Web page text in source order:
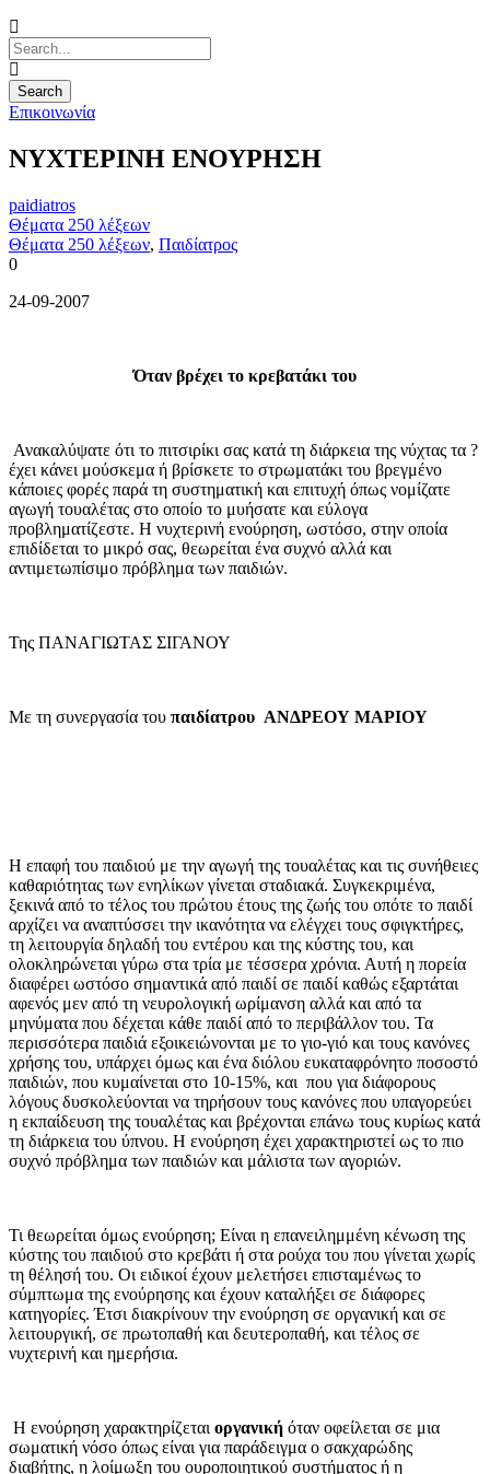
Επικοινωνία
ΝΥΧΤΕΡΙΝΗ ΕΝΟΥΡΗΣΗ
paidiatros
Θέματα 250 λέξεων
Θέματα 250 λέξεων, Παιδίατρος
0
24-09-2007
Όταν βρέχει το κρεβατάκι του
Ανακαλύψατε ότι το πιτσιρίκι σας κατά τη διάρκεια της νύχτας τα ?
έχει κάνει μούσκεμα ή βρίσκετε το στρωματάκι του βρεγμένο
κάποιες φορές παρά τη συστηματική και επιτυχή όπως νομίζατε
αγωγή τουαλέτας στο οποίο το μυήσατε και εύλογα
προβληματίζεστε. Η νυχτερινή ενούρηση, ωστόσο, στην οποία
επιδίδεται το μικρό σας, θεωρείται ένα συχνό αλλά και
αντιμετωπίσιμο πρόβλημα των παιδιών.
Της ΠΑΝΑΓΙΩΤΑΣ ΣΙΓΑΝΟΥ
Με τη συνεργασία του παιδίατρου ΑΝΔΡΕΟΥ ΜΑΡΙΟΥ
Η επαφή του παιδιού με την αγωγή της τουαλέτας και τις συνήθειες
καθαριότητας των ενηλίκων γίνεται σταδιακά. Συγκεκριμένα,
ξεκινά από το τέλος του πρώτου έτους της ζωής του οπότε το παιδί
αρχίζει να αναπτύσσει την ικανότητα να ελέγχει τους σφιγκτήρες,
τη λειτουργία δηλαδή του εντέρου και της κύστης του, και
ολοκληρώνεται γύρω στα τρία με τέσσερα χρόνια. Αυτή η πορεία
διαφέρει ωστόσο σημαντικά από παιδί σε παιδί καθώς εξαρτάται
αφενός μεν από τη νευρολογική ωρίμανση αλλά και από τα
μηνύματα που δέχεται κάθε παιδί από το περιβάλλον του. Τα
περισσότερα παιδιά εξοικειώνονται με το γιο-γιό και τους κανόνες
χρήσης του, υπάρχει όμως και ένα διόλου ευκαταφρόνητο ποσοστό
παιδιών, που κυμαίνεται στο 10-15%, και που για διάφορους
λόγους δυσκολεύονται να τηρήσουν τους κανόνες που υπαγορεύει
η εκπαίδευση της τουαλέτας και βρέχονται επάνω τους κυρίως κατά
τη διάρκεια του ύπνου. Η ενούρηση έχει χαρακτηριστεί ως το πιο
συχνό πρόβλημα των παιδιών και μάλιστα των αγοριών.
Τι θεωρείται όμως ενούρηση; Είναι η επανειλημμένη κένωση της
κύστης του παιδιού στο κρεβάτι ή στα ρούχα του που γίνεται χωρίς
τη θέλησή του. Οι ειδικοί έχουν μελετήσει επισταμένως το
σύμπτωμα της ενούρησης και έχουν καταλήξει σε διάφορες
κατηγορίες. Έτσι διακρίνουν την ενούρηση σε οργανική και σε
λειτουργική, σε πρωτοπαθή και δευτεροπαθή, και τέλος σε
νυχτερινή και ημερήσια.
Η ενούρηση χαρακτηρίζεται οργανική όταν οφείλεται σε μια
σωματική νόσο όπως είναι για παράδειγμα ο σακχαρώδης
διαβήτης, η λοίμωξη του ουροποιητικού συστήματος ή η